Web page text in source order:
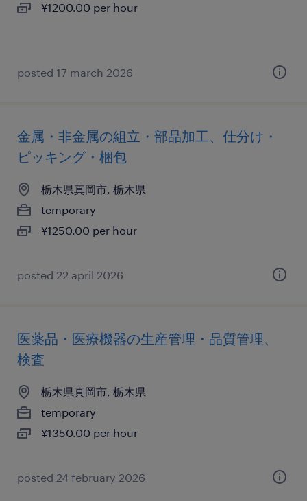
¥1200.00 per hour
posted 17 march 2026
金属・非金属の組立・部品加工、仕分け・
ピッキング・梱包
栃木県真岡市, 栃木県
temporary
¥1250.00 per hour
posted 22 april 2026
医薬品・医療機器の生産管理・品質管理、
検査
栃木県真岡市, 栃木県
temporary
¥1350.00 per hour
posted 24 february 2026